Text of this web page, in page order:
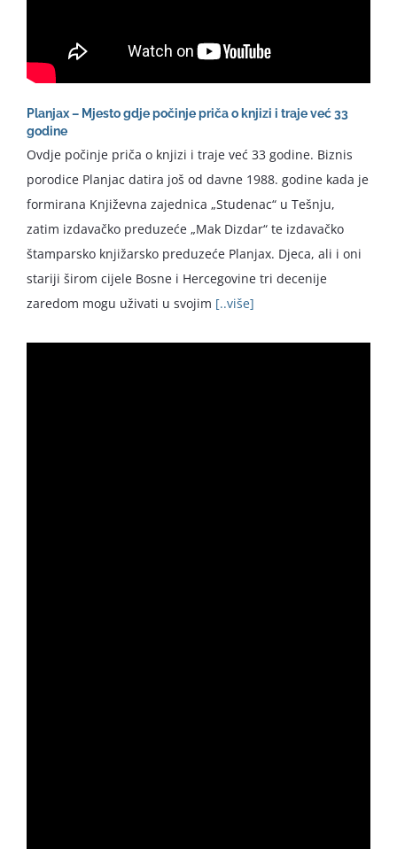
Planjax – Mjesto gdje počinje priča o knjizi i traje već 33
godine
Ovdje počinje priča o knjizi i traje već 33 godine. Biznis
porodice Planjac datira još od davne 1988. godine kada je
formirana Književna zajednica „Studenac“ u Tešnju,
zatim izdavačko preduzeće „Mak Dizdar“ te izdavačko
štamparsko knjižarsko preduzeće Planjax. Djeca, ali i oni
stariji širom cijele Bosne i Hercegovine tri decenije
zaredom mogu uživati u svojim [..više]